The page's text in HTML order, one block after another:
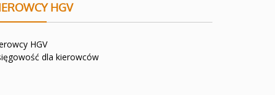
HGV
HGV
dla kierowców